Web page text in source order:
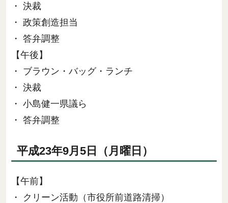
・ 決裁
・ 政策創造担当
・ 答弁調整
【午後】
・ ブラウン・バッグ・ランチ
・ 決裁
・ 小島健一県議ら
・ 答弁調整
平成23年9月5日（月曜日）
【午前】
・ クリーン活動（市役所前道路清掃）